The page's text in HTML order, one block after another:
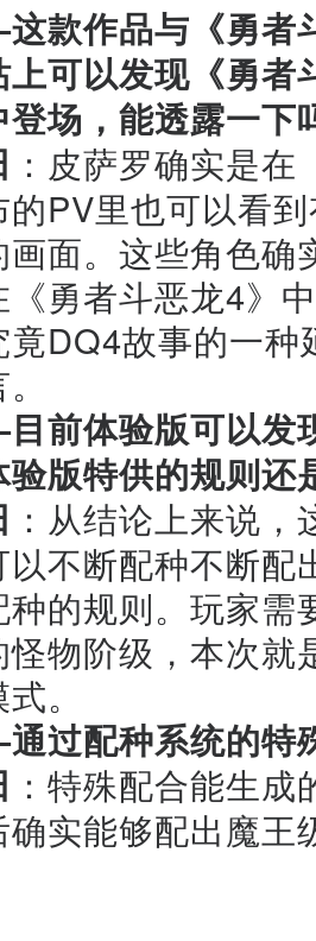
款作品与《勇者
上可以发现《勇
登场，能透露一下
：皮萨罗确实是
的PV里也可以看
画面。这些角色确
《勇者斗恶龙4》
竟DQ4故事的一
前体验版可以发
验版特供的规则还
：从结论上来说
以不断配种不断配
种的规则。玩家需
怪物阶级，本次
。
过配种系统的特
：特殊配合能生
确实能够配出魔王